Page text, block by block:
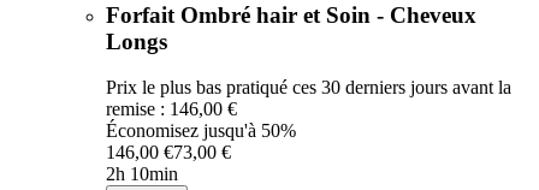
Forfait Ombré hair et Soin - Cheveux
Longs
Prix le plus bas pratiqué ces 30 derniers jours avant la
remise : 146,00 €
Économisez jusqu'à 50%
146,00 €73,00 €
2h 10min